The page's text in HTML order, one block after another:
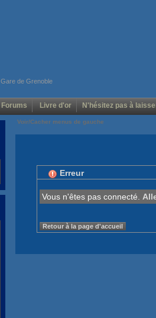
Gare de Grenoble
Forums Livre d'or N'hésitez pas à
Voir/Cacher menus de gauche
Erreur
Vous n'êtes pas connecté.
Retour à la page d'accueil